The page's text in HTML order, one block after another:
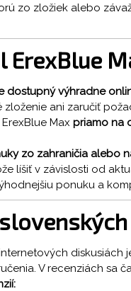
zo zložiek alebo
ErexBlue
dostupný výhradne
ani zaručiť
Max priamo na
zo zahraničia alebo
líšiť v závislosti od
ponuku a
diskusiách
V recenziách sa